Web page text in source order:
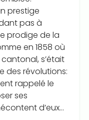
prestige
pas à
prodige de la
en 1858 où
cantonal, s’était
des révolutions:
rappelé le
ses
d’eux…